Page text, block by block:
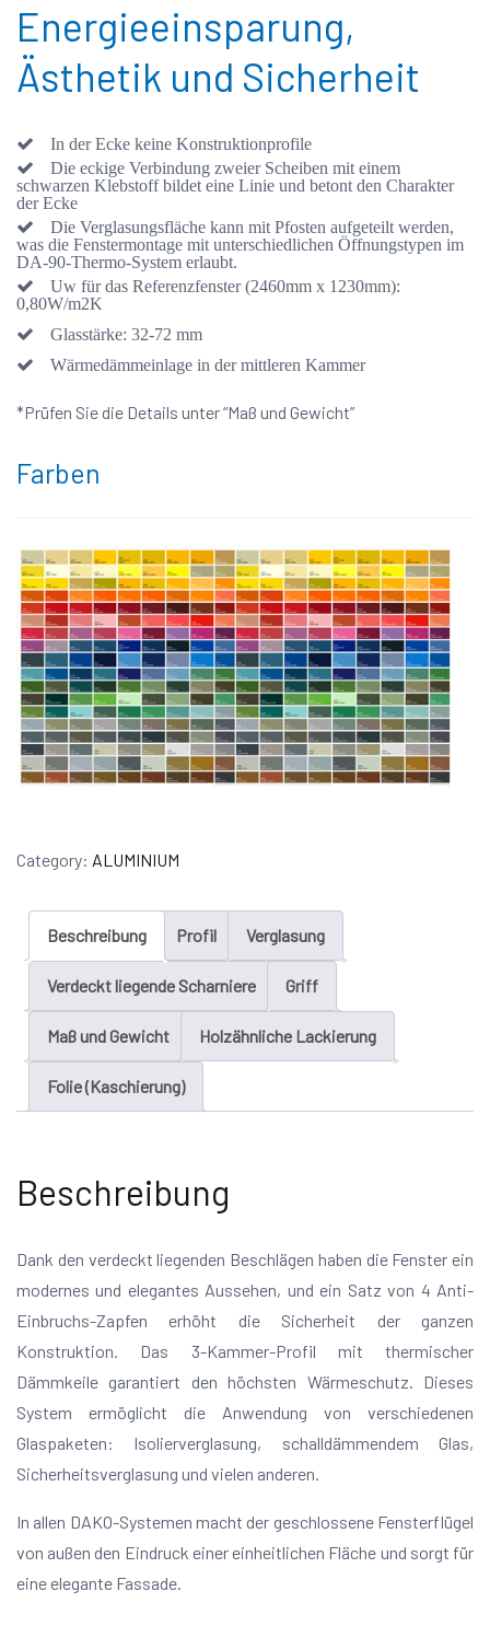
Energieeinsparung,
Ästhetik und Sicherheit
In der Ecke keine Konstruktionprofile
Die eckige Verbindung zweier Scheiben mit einem
schwarzen Klebstoff bildet eine Linie und betont den Charakter
der Ecke
Die Verglasungsfläche kann mit Pfosten aufgeteilt werden,
was die Fenstermontage mit unterschiedlichen Öffnungstypen im
DA-90-Thermo-System erlaubt.
Uw für das Referenzfenster (2460mm x 1230mm):
0,80W/m2K
Glasstärke: 32-72 mm
Wärmedämmeinlage in der mittleren Kammer
*Prüfen Sie die Details unter “Maß und Gewicht”
Farben
Category: ALUMINIUM
Beschreibung Profil Verglasung
Verdeckt liegende Scharniere Griff
Maß und Gewicht Holzähnliche Lackierung
Folie (Kaschierung)
Beschreibung
Dank den verdeckt liegenden Beschlägen haben die Fenster ein
modernes und elegantes Aussehen, und ein Satz von 4 Anti-
Einbruchs-Zapfen erhöht die Sicherheit der ganzen
Konstruktion. Das 3-Kammer-Profil mit thermischer
Dämmkeile garantiert den höchsten Wärmeschutz. Dieses
System ermöglicht die Anwendung von verschiedenen
Glaspaketen: Isolierverglasung, schalldämmendem Glas,
Sicherheitsverglasung und vielen anderen.
In allen DAKO-Systemen macht der geschlossene Fensterflügel
von außen den Eindruck einer einheitlichen Fläche und sorgt für
eine elegante Fassade.